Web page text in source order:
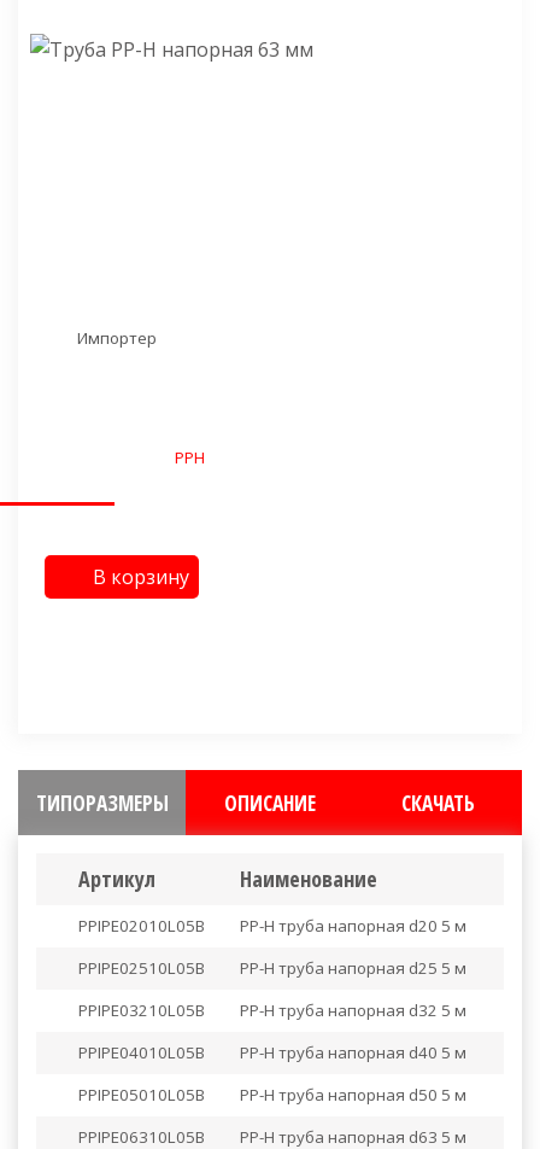
Импортер
PPH
В корзину
ТИПОРАЗМЕРЫ ОПИСАНИЕ СКАЧАТЬ
Артикул Наименование
PPIPE02010L05B
PP-H труба напорная d20 5 м
PPIPE02510L05B
PP-H труба напорная d25 5 м
PPIPE03210L05B
PP-H труба напорная d32 5 м
PPIPE04010L05B
PP-H труба напорная d40 5 м
PPIPE05010L05B
PP-H труба напорная d50 5 м
PPIPE06310L05B
PP-H труба напорная d63 5 м